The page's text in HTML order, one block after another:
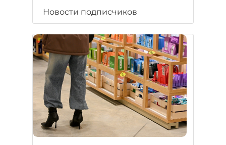
Новости подписчиков